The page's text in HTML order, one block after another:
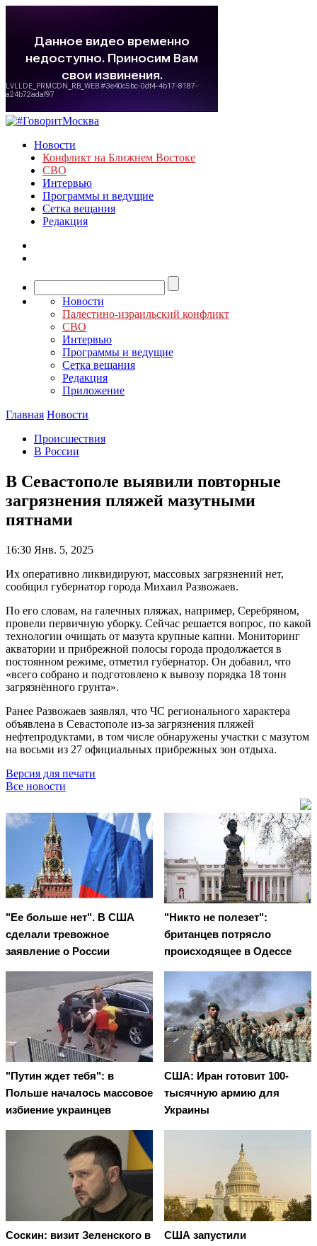
Новости
Конфликт на Ближнем Востоке
СВО
Интервью
Программы и ведущие
Сетка вещания
Редакция
Новости
Палестино-израильский конфликт
СВО
Интервью
Программы и ведущие
Сетка вещания
Редакция
Приложение
Главная Новости
Происшествия
В России
В Севастополе выявили повторные
загрязнения пляжей мазутными
пятнами
16:30 Янв. 5, 2025
Их оперативно ликвидируют, массовых загрязнений нет,
сообщил губернатор города Михаил Развожаев.
По его словам, на галечных пляжах, например, Серебряном,
провели первичную уборку. Сейчас решается вопрос, по какой
технологии очищать от мазута крупные капни. Мониторинг
акватории и прибрежной полосы города продолжается в
постоянном режиме, отметил губернатор. Он добавил, что
«всего собрано и подготовлено к вывозу порядка 18 тонн
загрязнённого грунта».
Ранее Развожаев заявлял, что ЧС регионального характера
объявлена в Севастополе из-за загрязнения пляжей
нефтепродуктами, в том числе обнаружены участки с мазутом
на восьми из 27 официальных прибрежных зон отдыха.
Версия для печати
Все новости
"Ее больше нет". В США
сделали тревожное
заявление о России
"Никто не полезет":
британцев потрясло
происходящее в Одессе
"Путин ждет тебя": в
Польше началось массовое
избиение украинцев
США: Иран готовит 100-
тысячную армию для
Украины
Соскин: визит Зеленского в
США запустили